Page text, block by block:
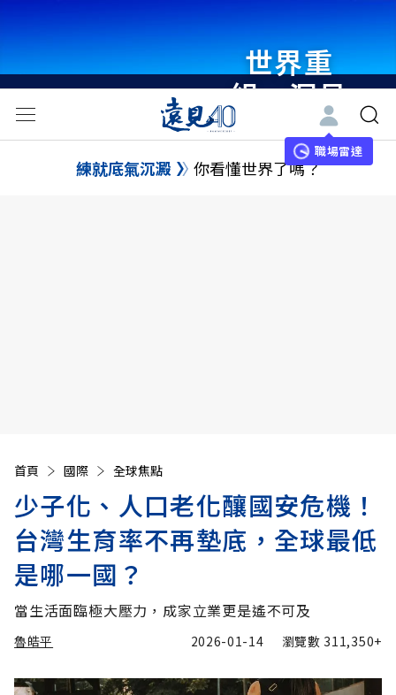
世界重
組・洞見
未來 與
世界領袖
職場雷達
練就底氣沉澱 你看懂世界了嗎？
首頁 國際 全球焦點
少子化、人口老化釀國安危機！
台灣生育率不再墊底，全球最低
是哪一國？
當生活面臨極大壓力，成家立業更是遙不可及
魯皓平 2026-01-14 瀏覽數 311,350+